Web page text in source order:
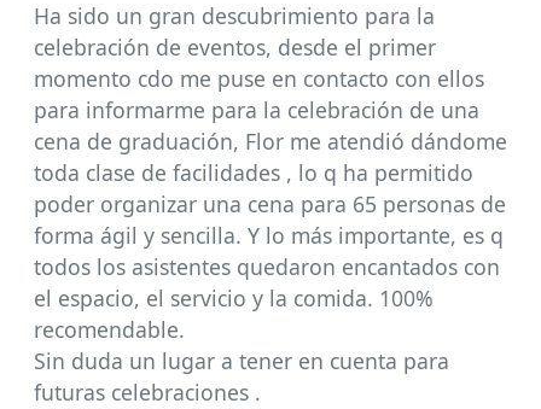
Ha sido un gran descubrimiento para la
celebración de eventos, desde el primer
momento cdo me puse en contacto con ellos
para informarme para la celebración de una
cena de graduación, Flor me atendió dándome
toda clase de facilidades , lo q ha permitido
poder organizar una cena para 65 personas de
forma ágil y sencilla. Y lo más importante, es q
todos los asistentes quedaron encantados con
el espacio, el servicio y la comida. 100%
recomendable.
Sin duda un lugar a tener en cuenta para
futuras celebraciones .